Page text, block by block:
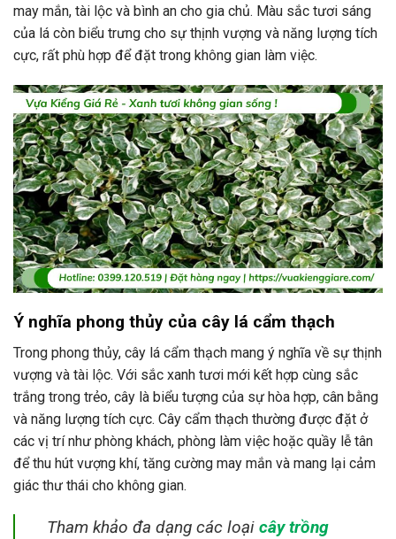
may mắn, tài lộc và bình an cho gia chủ. Màu sắc tươi sáng
của lá còn biểu trưng cho sự thịnh vượng và năng lượng tích
cực, rất phù hợp để đặt trong không gian làm việc.
Ý nghĩa phong thủy của cây lá cẩm thạch
Trong phong thủy, cây lá cẩm thạch mang ý nghĩa về sự thịnh
vượng và tài lộc. Với sắc xanh tươi mới kết hợp cùng sắc
trắng trong trẻo, cây là biểu tượng của sự hòa hợp, cân bằng
và năng lượng tích cực. Cây cẩm thạch thường được đặt ở
các vị trí như phòng khách, phòng làm việc hoặc quầy lễ tân
để thu hút vượng khí, tăng cường may mắn và mang lại cảm
giác thư thái cho không gian.
Tham khảo đa dạng các loại cây trồng